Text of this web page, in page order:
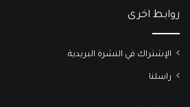
روابط اخرى
الإشتراك في النشرة البريدية
راسلنا